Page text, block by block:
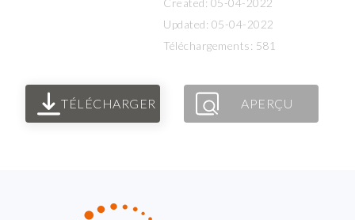
Created: 05-04-2022
Updated: 05-04-2022
Téléchargements: 581
TÉLÉCHARGER APERÇU